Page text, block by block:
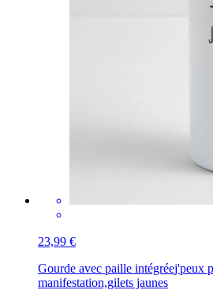
23,99 €
Gourde avec paille intégréej'peux
manifestation,gilets jaunes